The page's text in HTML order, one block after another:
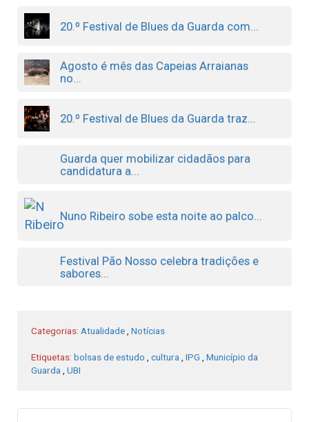
20.º Festival de Blues da Guarda com...
Agosto é mês das Capeias Arraianas
no...
20.º Festival de Blues da Guarda traz...
Guarda quer mobilizar cidadãos para
candidatura a...
Nuno Ribeiro sobe esta noite ao palco...
Festival Pão Nosso celebra tradições e
sabores...
Categorias: Atualidade Notícias
Etiquetas: bolsas de estudo cultura IPG
Município da
Guarda
UBI